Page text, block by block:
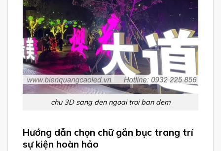
chu 3D sang den ngoai troi ban dem
Hướng dẫn chọn chữ gắn bục trang trí
sự kiện hoàn hảo